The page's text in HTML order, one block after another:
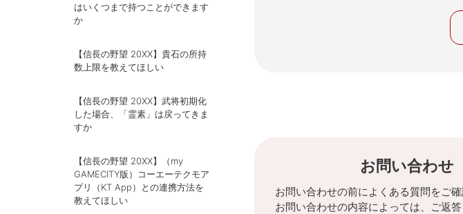
はいくつまで持つことができます
か
【信長の野望 20XX】貴石の所持
数上限を教えてほしい
【信長の野望 20XX】武将初期化
した場合、「霊素」は戻ってきま
すか
【信長の野望 20XX】（my
GAMECITY版）コーエーテクモア
プリ（KT App）との連携方法を
教えてほしい
お問い合わせ
お問い合わせの前によくある質問をご確
お問い合わせの内容によっては、ご返